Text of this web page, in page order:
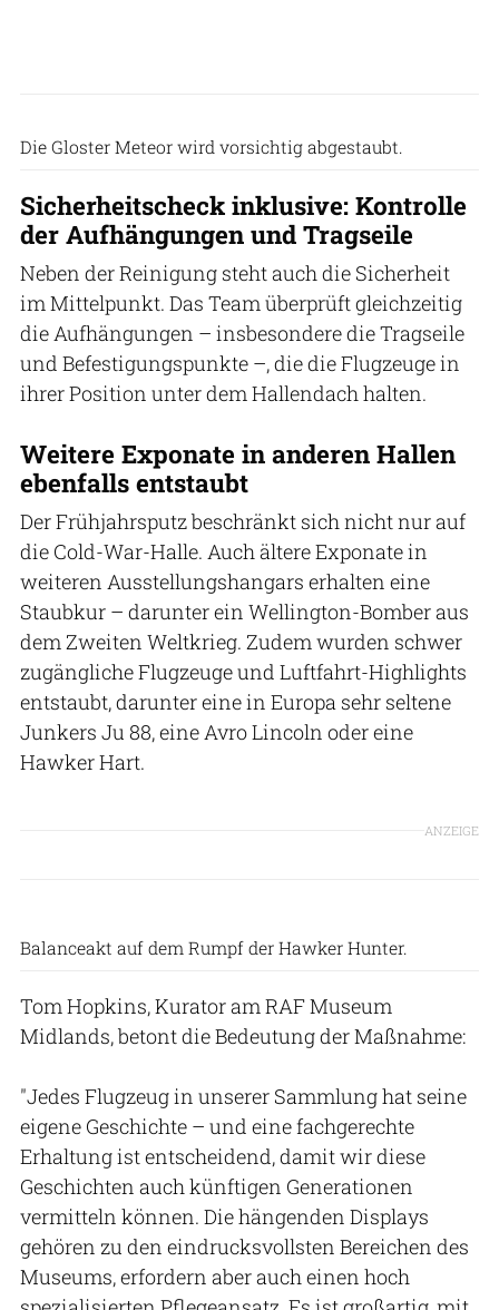
Die Gloster Meteor wird vorsichtig abgestaubt.
Sicherheitscheck inklusive: Kontrolle
der Aufhängungen und Tragseile
Neben der Reinigung steht auch die Sicherheit
im Mittelpunkt. Das Team überprüft gleichzeitig
die Aufhängungen – insbesondere die Tragseile
und Befestigungspunkte –, die die Flugzeuge in
ihrer Position unter dem Hallendach halten.
Weitere Exponate in anderen Hallen
ebenfalls entstaubt
Der Frühjahrsputz beschränkt sich nicht nur auf
die Cold-War-Halle. Auch ältere Exponate in
weiteren Ausstellungshangars erhalten eine
Staubkur – darunter ein Wellington-Bomber aus
dem Zweiten Weltkrieg. Zudem wurden schwer
zugängliche Flugzeuge und Luftfahrt-Highlights
entstaubt, darunter eine in Europa sehr seltene
Junkers Ju 88, eine Avro Lincoln oder eine
Hawker Hart.
ANZEIGE
Balanceakt auf dem Rumpf der Hawker Hunter.
Tom Hopkins, Kurator am RAF Museum
Midlands, betont die Bedeutung der Maßnahme:
"Jedes Flugzeug in unserer Sammlung hat seine
eigene Geschichte – und eine fachgerechte
Erhaltung ist entscheidend, damit wir diese
Geschichten auch künftigen Generationen
vermitteln können. Die hängenden Displays
gehören zu den eindrucksvollsten Bereichen des
Museums, erfordern aber auch einen hoch